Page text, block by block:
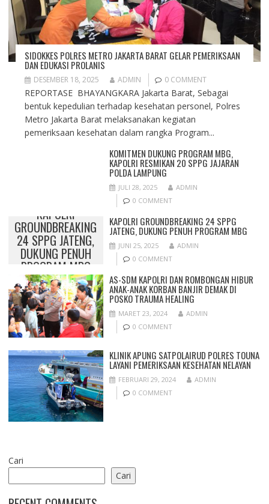
SIDOKKES POLRES METRO JAKARTA BARAT GELAR PEMERIKSAAN
DAN EDUKASI PROLANIS
DESEMBER 18, 2025 ADMIN 0 COMMENT
REPORTASE BHAYANGKARA Jakarta Barat, Sebagai
bentuk kepedulian terhadap kesehatan personel, Polres
Metro Jakarta Barat melaksanakan kegiatan
pemeriksaan kesehatan dalam rangka Program...
KOMITMEN DUKUNG PROGRAM MBG,
KAPOLRI RESMIKAN 20 SPPG JAJARAN
POLDA LAMPUNG
JULI 28, 2025
ADMIN
0 COMMENT
KAPOLRI
GROUNDBREAKING
24 SPPG JATENG,
DUKUNG PENUH
PROGRAM MBG
KAPOLRI GROUNDBREAKING 24 SPPG
JATENG, DUKUNG PENUH PROGRAM MBG
JUNI 25, 2025
ADMIN
0 COMMENT
AS-SDM KAPOLRI DAN ROMBONGAN HIBUR
ANAK-ANAK KORBAN BANJIR DEMAK DI
POSKO TRAUMA HEALING
MARET 23, 2024
ADMIN
0 COMMENT
KLINIK APUNG SATPOLAIRUD POLRES TOUNA
LAYANI PEMERIKSAAN KESEHATAN NELAYAN
FEBRUARI 29, 2024
ADMIN
0 COMMENT
Cari
Cari